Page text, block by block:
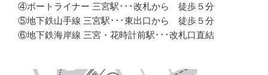
④ポートライナー 三宮駅･･･改札から 徒歩５分
⑤地下鉄山手線 三宮駅･･･東出口から 徒歩５分
⑥地下鉄海岸線 三宮・花時計前駅･･･改札口直結